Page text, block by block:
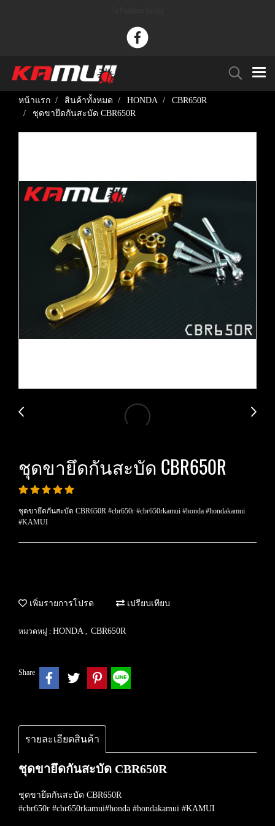
หน้าแรก สินค้าทั้งหมด HONDA
CBR650R
ชุดขายึดกันสะบัด CBR650R
ชุดขายึดกันสะบัด CBR650R
ชุดขายึดกันสะบัด CBR650R #cbr650r #cbr650rkamui #honda #hondakamui
#KAMUI
เพิ่มรายการโปรด เปรียบเทียบ
หมวดหมู่ : HONDA , CBR650R
Share
รายละเอียดสินค้า
ชุดขายึดกันสะบัด CBR650R
ชุดขายึดกันสะบัด CBR650R
#cbr650r #cbr650rkamui#honda #hondakamui #KAMUI